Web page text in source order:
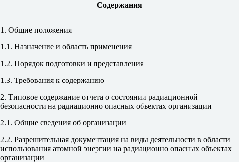
Содержания
1. Общие положения
1.1. Назначение и область применения
1.2. Порядок подготовки и представления
1.3. Требования к содержанию
2. Типовое содержание отчета о состоянии радиационной
безопасности на радиационно опасных объектах организации
2.1. Общие сведения об организации
2.2. Разрешительная документация на виды деятельности в области
использования атомной энергии на радиационно опасных объектах
организации